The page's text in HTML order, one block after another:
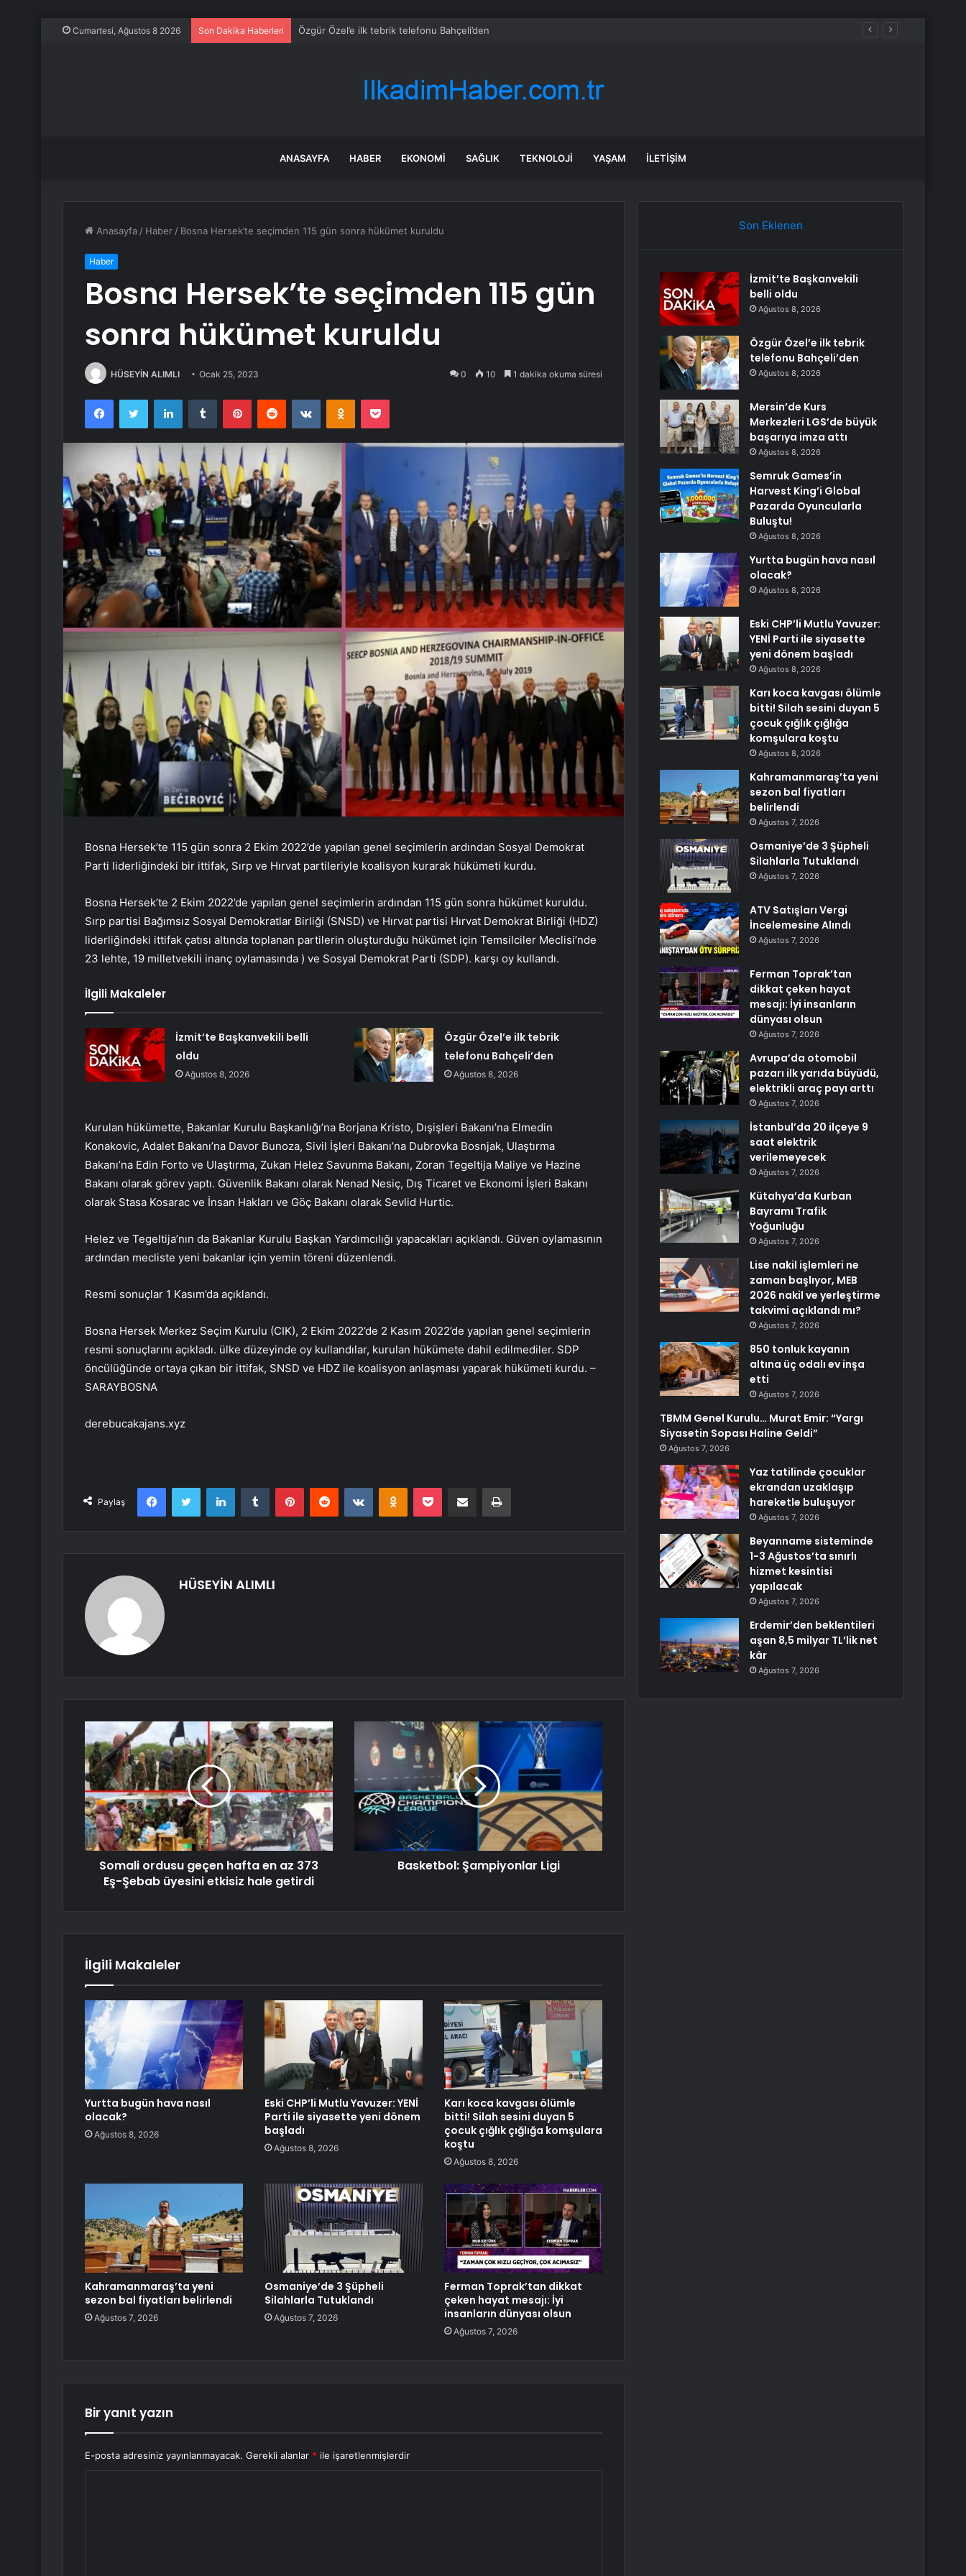
Cumartesi, Ağustos 8 2026 Son Dakika Haberleri Özgür Özel’e ilk tebrik telefonu Bahçeli’den
ANASAYFA HABER EKONOMI SAĞLIK TEKNOLOJI YAŞAM İLETIŞIM
Anasayfa / Haber / Bosna Hersek’te seçimden 115 gün sonra hükümet kuruldu
Haber
Bosna Hersek’te seçimden 115 gün
sonra hükümet kuruldu
HÜSEYİN ALIMLI Ocak 25, 2023 0 10 1 dakika okuma süresi
FacebookTwitter LinkedInTumblr PinterestReddit VKontakteOdnoklassniki
Pocket
Bosna Hersek’te 115 gün sonra 2 Ekim 2022’de yapılan genel seçimlerin ardından Sosyal Demokrat
Parti liderliğindeki bir ittifak, Sırp ve Hırvat partileriyle koalisyon kurarak hükümeti kurdu.
Bosna Hersek’te 2 Ekim 2022’de yapılan genel seçimlerin ardından 115 gün sonra hükümet kuruldu.
Sırp partisi Bağımsız Sosyal Demokratlar Birliği (SNSD) ve Hırvat partisi Hırvat Demokrat Birliği (HDZ)
liderliğindeki ittifak çatısı altında toplanan partilerin oluşturduğu hükümet için Temsilciler Meclisi’nde
23 lehte, 19 milletvekili inanç oylamasında ) ve Sosyal Demokrat Parti (SDP). karşı oy kullandı.
İlgili Makaleler
İzmit’te Başkanvekili belli
oldu
Ağustos 8, 2026
Özgür Özel’e ilk tebrik
telefonu Bahçeli’den
Ağustos 8, 2026
Kurulan hükümette, Bakanlar Kurulu Başkanlığı’na Borjana Kristo, Dışişleri Bakanı’na Elmedin
Konakovic, Adalet Bakanı’na Davor Bunoza, Sivil İşleri Bakanı’na Dubrovka Bosnjak, Ulaştırma
Bakanı’na Edin Forto ve Ulaştırma, Zukan Helez Savunma Bakanı, Zoran Tegeltija Maliye ve Hazine
Bakanı olarak görev yaptı. Güvenlik Bakanı olarak Nenad Nesiç, Dış Ticaret ve Ekonomi İşleri Bakanı
olarak Stasa Kosarac ve İnsan Hakları ve Göç Bakanı olarak Sevlid Hurtic.
Helez ve Tegeltija’nın da Bakanlar Kurulu Başkan Yardımcılığı yapacakları açıklandı. Güven oylamasının
ardından mecliste yeni bakanlar için yemin töreni düzenlendi.
Resmi sonuçlar 1 Kasım’da açıklandı.
Bosna Hersek Merkez Seçim Kurulu (CIK), 2 Ekim 2022’de 2 Kasım 2022’de yapılan genel seçimlerin
resmi sonuçlarını açıkladı. ülke düzeyinde oy kullandılar, kurulan hükümete dahil edilmediler. SDP
öncülüğünde ortaya çıkan bir ittifak, SNSD ve HDZ ile koalisyon anlaşması yaparak hükümeti kurdu. –
SARAYBOSNA
derebucakajans.xyz
Paylaş
FacebookTwitter LinkedInTumblr PinterestReddit VKontakteOdnoklassniki
Pocket E-Posta ile paylaş Yazdır
HÜSEYİN ALIMLI
Somali ordusu geçen hafta en az 373
Eş-Şebab üyesini etkisiz hale getirdi
Basketbol: Şampiyonlar Ligi
İlgili Makaleler
Yurtta bugün hava nasıl
olacak?
Ağustos 8, 2026
Eski CHP’li Mutlu Yavuzer: YENİ
Parti ile siyasette yeni dönem
başladı
Ağustos 8, 2026
Karı koca kavgası ölümle
bitti! Silah sesini duyan 5
çocuk çığlık çığlığa komşulara
koştu
Ağustos 8, 2026
Kahramanmaraş’ta yeni
sezon bal fiyatları belirlendi
Ağustos 7, 2026
Osmaniye’de 3 Şüpheli
Silahlarla Tutuklandı
Ağustos 7, 2026
Ferman Toprak’tan dikkat
çeken hayat mesajı: İyi
insanların dünyası olsun
Ağustos 7, 2026
Bir yanıt yazın
E-posta adresiniz yayınlanmayacak. Gerekli alanlar * ile işaretlenmişlerdir
Son Eklenen
İzmit’te Başkanvekili
belli oldu
Ağustos 8, 2026
Özgür Özel’e ilk tebrik
telefonu Bahçeli’den
Ağustos 8, 2026
Mersin’de Kurs
Merkezleri LGS’de büyük
başarıya imza attı
Ağustos 8, 2026
Semruk Games’in
Harvest King’i Global
Pazarda Oyuncularla
Buluştu!
Ağustos 8, 2026
Yurtta bugün hava nasıl
olacak?
Ağustos 8, 2026
Eski CHP’li Mutlu Yavuzer:
YENİ Parti ile siyasette
yeni dönem başladı
Ağustos 8, 2026
Karı koca kavgası ölümle
bitti! Silah sesini duyan 5
çocuk çığlık çığlığa
komşulara koştu
Ağustos 8, 2026
Kahramanmaraş’ta yeni
sezon bal fiyatları
belirlendi
Ağustos 7, 2026
Osmaniye’de 3 Şüpheli
Silahlarla Tutuklandı
Ağustos 7, 2026
ATV Satışları Vergi
İncelemesine Alındı
Ağustos 7, 2026
Ferman Toprak’tan
dikkat çeken hayat
mesajı: İyi insanların
dünyası olsun
Ağustos 7, 2026
Avrupa’da otomobil
pazarı ilk yarıda büyüdü,
elektrikli araç payı arttı
Ağustos 7, 2026
İstanbul’da 20 ilçeye 9
saat elektrik
verilemeyecek
Ağustos 7, 2026
Kütahya’da Kurban
Bayramı Trafik
Yoğunluğu
Ağustos 7, 2026
Lise nakil işlemleri ne
zaman başlıyor, MEB
2026 nakil ve yerleştirme
takvimi açıklandı mı?
Ağustos 7, 2026
850 tonluk kayanın
altına üç odalı ev inşa
etti
Ağustos 7, 2026
TBMM Genel Kurulu… Murat Emir: “Yargı
Siyasetin Sopası Haline Geldi”
Ağustos 7, 2026
Yaz tatilinde çocuklar
ekrandan uzaklaşıp
hareketle buluşuyor
Ağustos 7, 2026
Beyanname sisteminde
1-3 Ağustos’ta sınırlı
hizmet kesintisi
yapılacak
Ağustos 7, 2026
Erdemir’den beklentileri
aşan 8,5 milyar TL’lik net
kâr
Ağustos 7, 2026